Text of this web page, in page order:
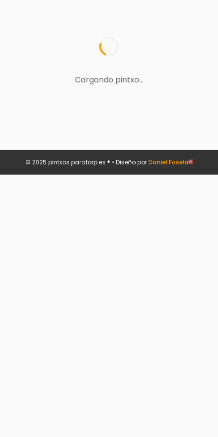
Cargando pintxo...
© 2025 pintxos.paratorp.es ® • Diseño porDaniel Fosela